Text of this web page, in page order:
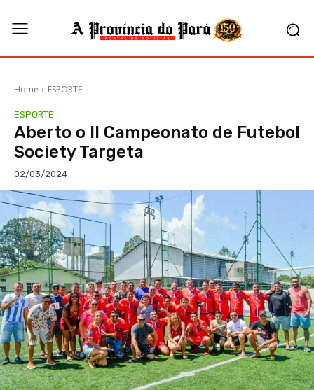
Home ESPORTE
ESPORTE
Aberto o II Campeonato de Futebol
Society Targeta
02/03/2024